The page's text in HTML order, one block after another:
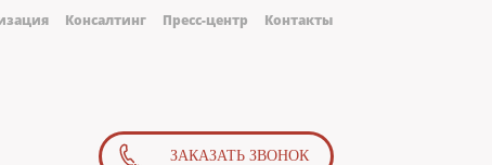
Консалтинг Пресс-центр Контакты
ЗАКАЗАТЬ ЗВОНОК